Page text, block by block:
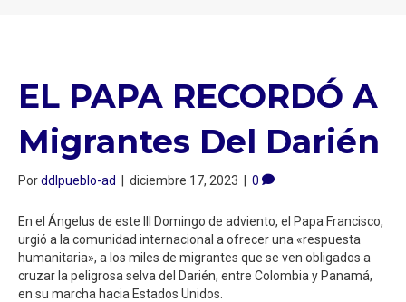
EL PAPA RECORDÓ A
Migrantes Del Darién
Porddlpueblo-ad | diciembre 17, 2023 | 0
En el Ángelus de este III Domingo de adviento, el Papa Francisco,
urgió a la comunidad internacional a ofrecer una «respuesta
humanitaria», a los miles de migrantes que se ven obligados a
cruzar la peligrosa selva del Darién, entre Colombia y Panamá,
en su marcha hacia Estados Unidos.